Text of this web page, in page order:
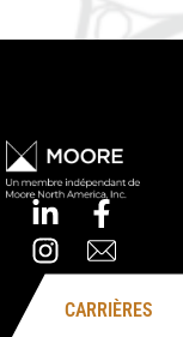
CARRIÈRES